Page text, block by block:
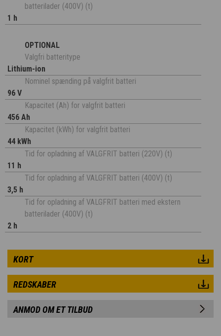
batterilader (400V) (t)
1 h
OPTIONAL
Valgfri batteritype
Lithium-ion
Nominel spænding på valgfrit batteri
96 V
Kapacitet (Ah) for valgfrit batteri
456 Ah
Kapacitet (kWh) for valgfrit batteri
44 kWh
Tid for opladning af VALGFRIT batteri (220V) (t)
11 h
Tid for opladning af VALGFRIT batteri (400V) (t)
3,5 h
Tid for opladning af VALGFRIT batteri med ekstern
batterilader (400V) (t)
2 h
KORT
REDSKABER
ANMOD OM ET TILBUD